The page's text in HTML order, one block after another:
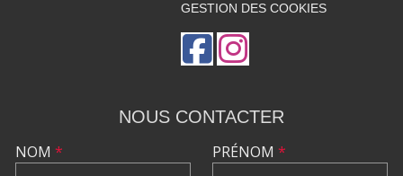
GESTION DES COOKIES
NOUS CONTACTER
NOM * PRÉNOM *